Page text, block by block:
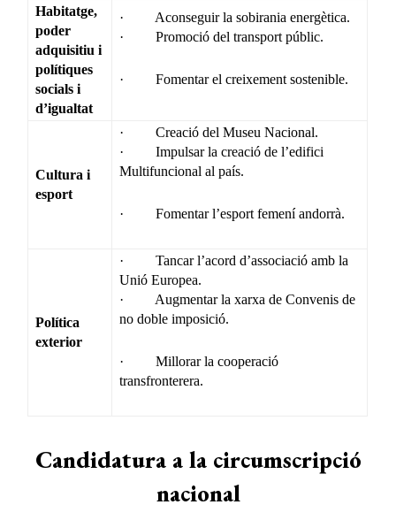
Habitatge,
poder
adquisitiu i
polítiques
socials i
d’igualtat
· Aconseguir la sobirania energètica.
· Promoció del transport públic.
· Fomentar el creixement sostenible.
Cultura i
esport
· Creació del Museu Nacional.
· Impulsar la creació de l’edifici
Multifuncional al país.
· Fomentar l’esport femení andorrà.
Política
exterior
· Tancar l’acord d’associació amb la
Unió Europea.
· Augmentar la xarxa de Convenis de
no doble imposició.
· Millorar la cooperació
transfronterera.
Candidatura a la circumscripció
nacional